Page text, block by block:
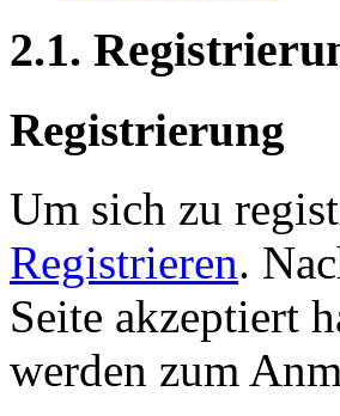
2.1.
Registrierung
Um sich zu
Registrieren.
Seite akzeptiert
werden zum